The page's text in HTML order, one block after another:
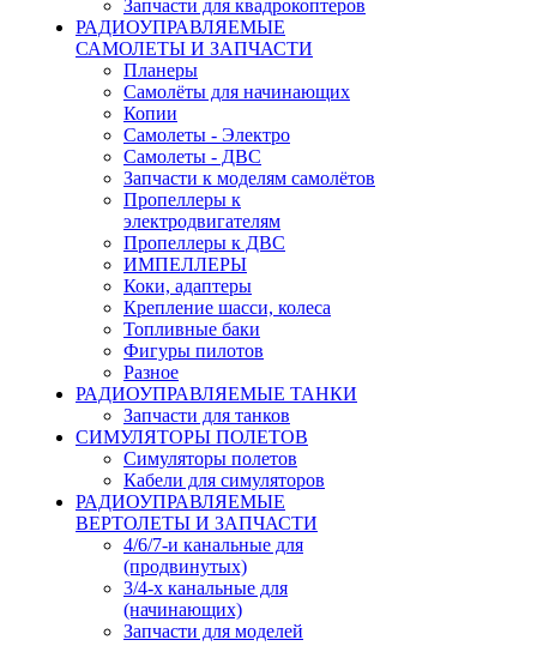
Запчасти для квадрокоптеров
РАДИОУПРАВЛЯЕМЫЕ
САМОЛЕТЫ И ЗАПЧАСТИ
Планеры
Самолёты для начинающих
Копии
Самолеты - Электро
Самолеты - ДВС
Запчасти к моделям самолётов
Пропеллеры к
электродвигателям
Пропеллеры к ДВС
ИМПЕЛЛЕРЫ
Коки, адаптеры
Крепление шасси, колеса
Топливные баки
Фигуры пилотов
Разное
РАДИОУПРАВЛЯЕМЫЕ ТАНКИ
Запчасти для танков
СИМУЛЯТОРЫ ПОЛЕТОВ
Симуляторы полетов
Кабели для симуляторов
РАДИОУПРАВЛЯЕМЫЕ
ВЕРТОЛЕТЫ И ЗАПЧАСТИ
4/6/7-и канальные для
(продвинутых)
3/4-х канальные для
(начинающих)
Запчасти для моделей